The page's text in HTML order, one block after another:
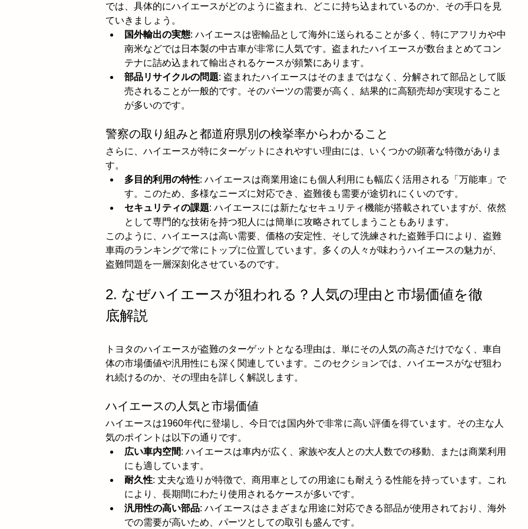
では、具体的にハイエースがどのように盗まれ、どこに持ち込まれているのか、その手口を見
ていきましょう。
国外輸出の実態: ハイエースは密輸品として海外に送られることが多く、特にアフリカや中
南米などでは日本製の中古車が非常に人気です。盗まれたハイエースが数台まとめてコン
テナに詰め込まれて輸出されるケースが頻繁にあります。
部品リサイクルの問題: 盗まれたハイエースはそのままではなく、分解されて部品として販
売されることが一般的です。そのパーツの需要が高く、結果的に高額売却が実現すること
が多いのです。
警察の取り組みと都道府県別の検挙率からわかること
さらに、ハイエースが特にターゲットにされやすい理由には、いくつかの顕著な特徴がありま
す。
多目的利用の特性: ハイエースは商業用途にも個人利用にも幅広く活用される「万能車」で
す。このため、多様なニーズに対応でき、盗難後も需要が途切れにくいのです。
セキュリティの課題: ハイエースには新たなセキュリティ機能が搭載されていますが、依然
として専門的な技術を持つ犯人には簡単に攻略されてしまうこともあります。
このように、ハイエースは高い需要、価格の安定性、そして洗練された盗難手口により、盗難
車両のランキングで常にトップに位置しています。多くの人々が味わうハイエースの魅力が、
盗難問題を一層深刻化させているのです。
2. なぜハイエースが狙われる？人気の理由と市場価値を徹
底解説
トヨタのハイエースが盗難のターゲットとなる理由は、単にその人気の高さだけでなく、車自
体の市場価値や汎用性にも深く関連しています。このセクションでは、ハイエースがなぜ狙わ
れ続けるのか、その理由を詳しく解説します。
ハイエースの人気と市場価値
ハイエースは1960年代に登場し、今日では国内外で非常に高い評価を得ています。その主な人
気のポイントは以下の通りです。
広い車内空間: ハイエースは車内が広く、家族や友人との大人数での移動、または商業利用
にも適しています。
耐久性: 丈夫な造りが特徴で、商用車としての用途にも耐えうる性能を持っています。これ
により、長期間にわたり使用されるケースが多いです。
汎用性の高い部品: ハイエースはさまざまな用途に対応できる部品が使用されており、海外
での需要が高いため、パーツとしての取引も盛んです。